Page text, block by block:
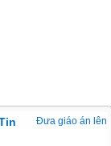
Đưa giáo án lên